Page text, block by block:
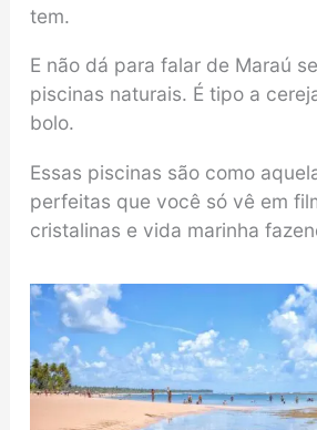
tem.
E não dá para falar de Maraú
piscinas naturais. É tipo a
bolo.
Essas piscinas são como
perfeitas que você só vê em
cristalinas e vida marinha